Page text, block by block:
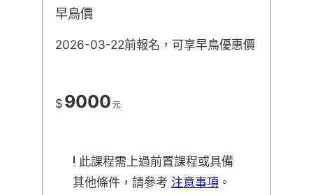
早鳥價
2026-03-22前報名，可享早鳥優惠價
$ 9000 元
此課程需上過前置課程或具備
其他條件，請參考 注意事項。